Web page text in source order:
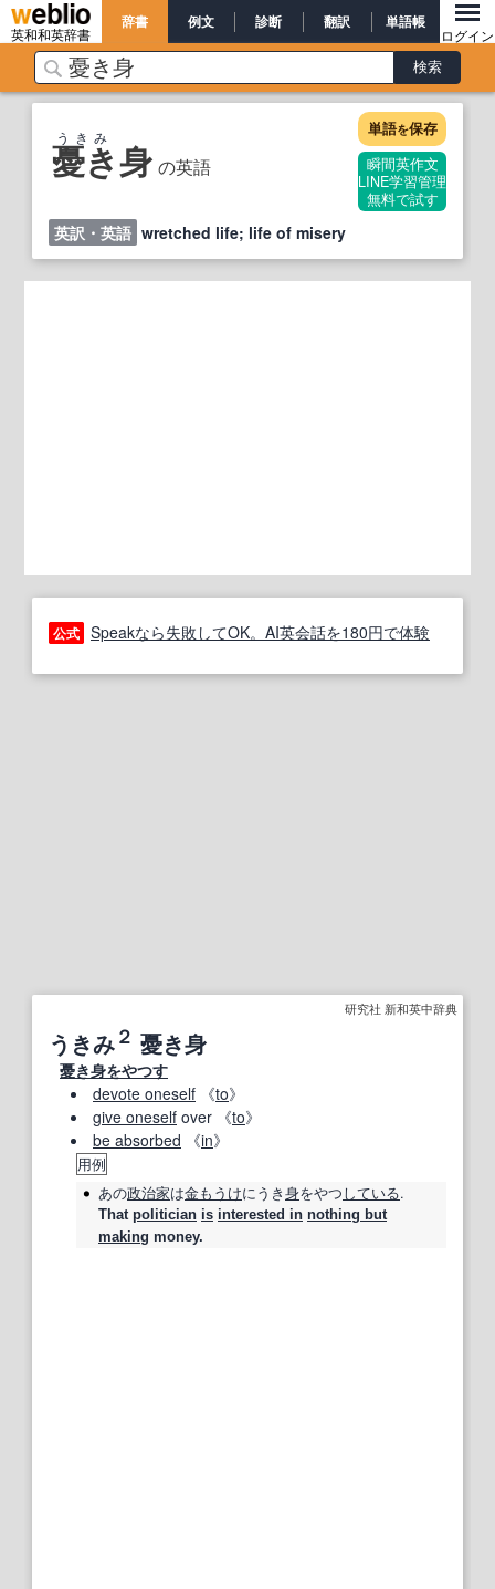
英和和英辞書
辞書 例文 診断 翻訳 単語帳
ログイン
憂き身 の英語
うきみ 単語を保存
瞬間英作文
LINE学習管理
無料で試す
英訳・英語 wretched life; life of misery
公式 Speakなら失敗してOK。AI英会話を180円で体験
研究社 新和英中辞典
うきみ２ 憂き身
憂き身をやつす
devote oneself 《to》
give oneself over 《to》
be absorbed 《in》
用例
あの政治家は金もうけにうき身をやつしている.
That politician is interested in nothing but
making money.